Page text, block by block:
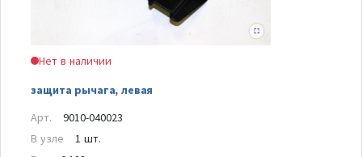
Нет в наличии
защита рычага, левая
Арт.
9010-040023
В узле
1 шт.